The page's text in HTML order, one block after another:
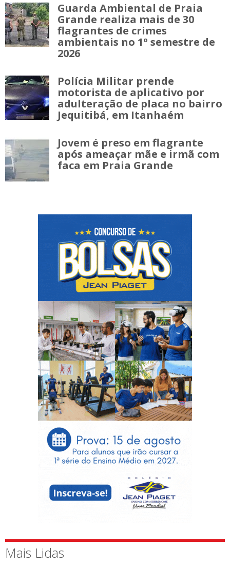
Guarda Ambiental de Praia
Grande realiza mais de 30
flagrantes de crimes
ambientais no 1º semestre de
2026
Polícia Militar prende
motorista de aplicativo por
adulteração de placa no bairro
Jequitibá, em Itanhaém
Jovem é preso em flagrante
após ameaçar mãe e irmã com
faca em Praia Grande
Mais Lidas